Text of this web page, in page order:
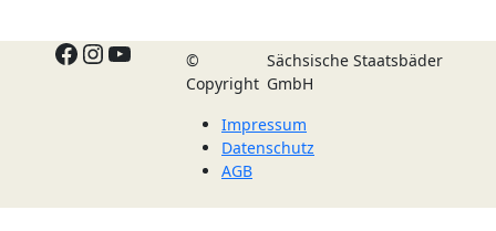
Facebook
Instagram
YouTube
©
Copyright
Sächsische Staatsbäder
GmbH
Impressum
Datenschutz
AGB